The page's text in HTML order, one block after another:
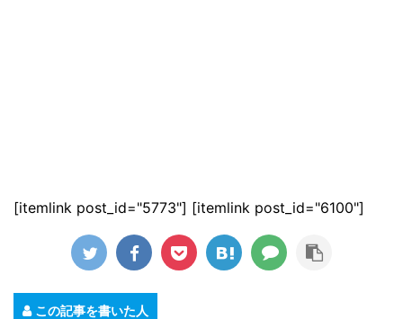
[itemlink post_id="5773"] [itemlink post_id="6100"]
この記事を書いた人